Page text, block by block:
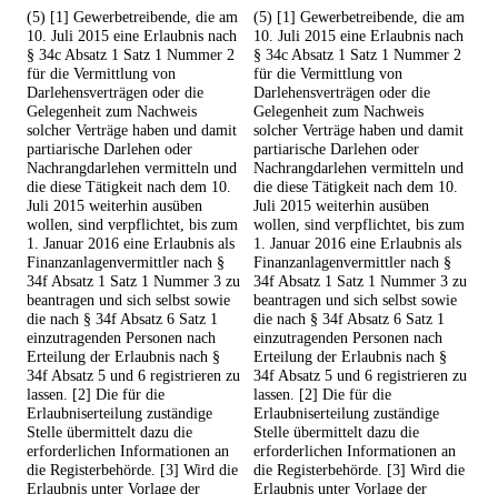
(5) [1] Gewerbetreibende, die am
10. Juli 2015 eine Erlaubnis nach
§ 34c Absatz 1 Satz 1 Nummer 2
für die Vermittlung von
Darlehensverträgen oder die
Gelegenheit zum Nachweis
solcher Verträge haben und damit
partiarische Darlehen oder
Nachrangdarlehen vermitteln und
die diese Tätigkeit nach dem 10.
Juli 2015 weiterhin ausüben
wollen, sind verpflichtet, bis zum
1. Januar 2016 eine Erlaubnis als
Finanzanlagenvermittler nach §
34f Absatz 1 Satz 1 Nummer 3 zu
beantragen und sich selbst sowie
die nach § 34f Absatz 6 Satz 1
einzutragenden Personen nach
Erteilung der Erlaubnis nach §
34f Absatz 5 und 6 registrieren zu
lassen. [2] Die für die
Erlaubniserteilung zuständige
Stelle übermittelt dazu die
erforderlichen Informationen an
die Registerbehörde. [3] Wird die
Erlaubnis unter Vorlage der
(5) [1] Gewerbetreibende, die am
10. Juli 2015 eine Erlaubnis nach
§ 34c Absatz 1 Satz 1 Nummer 2
für die Vermittlung von
Darlehensverträgen oder die
Gelegenheit zum Nachweis
solcher Verträge haben und damit
partiarische Darlehen oder
Nachrangdarlehen vermitteln und
die diese Tätigkeit nach dem 10.
Juli 2015 weiterhin ausüben
wollen, sind verpflichtet, bis zum
1. Januar 2016 eine Erlaubnis als
Finanzanlagenvermittler nach §
34f Absatz 1 Satz 1 Nummer 3 zu
beantragen und sich selbst sowie
die nach § 34f Absatz 6 Satz 1
einzutragenden Personen nach
Erteilung der Erlaubnis nach §
34f Absatz 5 und 6 registrieren zu
lassen. [2] Die für die
Erlaubniserteilung zuständige
Stelle übermittelt dazu die
erforderlichen Informationen an
die Registerbehörde. [3] Wird die
Erlaubnis unter Vorlage der